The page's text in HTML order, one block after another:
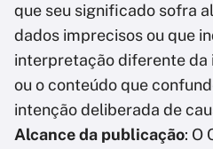
que seu significado sofra
dados imprecisos ou que
interpretação diferente da
ou o conteúdo que
intenção deliberada de
Alcance da publicação: O